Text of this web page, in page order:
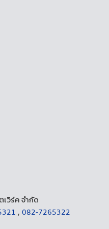
เวิร์ค จำกัด
, 082-7265322